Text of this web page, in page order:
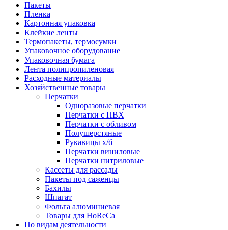
Пакеты
Пленка
Картонная упаковка
Клейкие ленты
Термопакеты, термосумки
Упаковочное оборудование
Упаковочная бумага
Лента полипропиленовая
Расходные материалы
Хозяйственные товары
Перчатки
Одноразовые перчатки
Перчатки с ПВХ
Перчатки с обливом
Полушерстяные
Рукавицы х/б
Перчатки виниловые
Перчатки нитриловые
Кассеты для рассады
Пакеты под саженцы
Бахилы
Шпагат
Фольга алюминиевая
Товары для HoReCa
По видам деятельности